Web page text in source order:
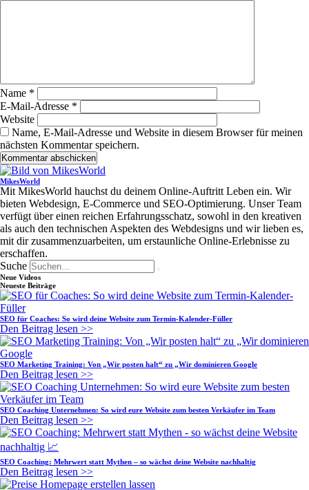
Name *
E-Mail-Adresse *
Website
Name, E-Mail-Adresse und Website in diesem Browser für meinen
nächsten Kommentar speichern.
MikesWorld
Mit MikesWorld hauchst du deinem Online-Auftritt Leben ein. Wir
bieten Webdesign, E-Commerce und SEO-Optimierung. Unser Team
verfügt über einen reichen Erfahrungsschatz, sowohl in den kreativen
als auch den technischen Aspekten des Webdesigns und wir lieben es,
mit dir zusammenzuarbeiten, um erstaunliche Online-Erlebnisse zu
erschaffen.
Suche
Neue Videos
Neueste Beiträge
SEO für Coaches: So wird deine Website zum Termin-Kalender-Füller
Den Beitrag lesen >>
SEO Marketing Training: Von „Wir posten halt“ zu „Wir dominieren Google
Den Beitrag lesen >>
SEO Coaching Unternehmen: So wird eure Website zum besten Verkäufer im Team
Den Beitrag lesen >>
SEO Coaching: Mehrwert statt Mythen – so wächst deine Website nachhaltig
Den Beitrag lesen >>